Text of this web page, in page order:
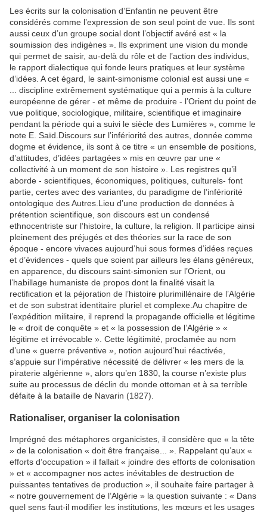
Les écrits sur la colonisation d’Enfantin ne peuvent être
considérés comme l’expression de son seul point de vue. Ils sont
aussi ceux d’un groupe social dont l’objectif avéré est « la
soumission des indigènes ». Ils expriment une vision du monde
qui permet de saisir, au-delà du rôle et de l’action des individus,
le rapport dialectique qui fonde leurs pratiques et leur système
d’idées. A cet égard, le saint-simonisme colonial est aussi une «
... discipline extrêmement systématique qui a permis à la culture
européenne de gérer - et même de produire - l’Orient du point de
vue politique, sociologique, militaire, scientifique et imaginaire
pendant la période qui a suivi le siècle des Lumières », comme le
note E. Saïd.Discours sur l’infériorité des autres, donnée comme
dogme et évidence, ils sont à ce titre « un ensemble de positions,
d’attitudes, d’idées partagées » mis en œuvre par une «
collectivité à un moment de son histoire ». Les registres qu’il
aborde - scientifiques, économiques, politiques, culturels- font
partie, certes avec des variantes, du paradigme de l’infériorité
ontologique des Autres.Lieu d’une production de données à
prétention scientifique, son discours est un condensé
ethnocentriste sur l’histoire, la culture, la religion. Il participe ainsi
pleinement des préjugés et des théories sur la race de son
époque - encore vivaces aujourd’hui sous formes d’idées reçues
et d’évidences - quels que soient par ailleurs les élans généreux,
en apparence, du discours saint-simonien sur l’Orient, ou
l’habillage humaniste de propos dont la finalité visait la
rectification et la péjoration de l’histoire plurimillénaire de l’Algérie
et de son substrat identitaire pluriel et complexe.Au chapitre de
l’expédition militaire, il reprend la propagande officielle et légitime
le « droit de conquête » et « la possession de l’Algérie » «
légitime et irrévocable ». Cette légitimité, proclamée au nom
d’une « guerre préventive », notion aujourd’hui réactivée,
s’appuie sur l’impérative nécessité de délivrer « les mers de la
piraterie algérienne », alors qu’en 1830, la course n’existe plus
suite au processus de déclin du monde ottoman et à sa terrible
défaite à la bataille de Navarin (1827).
Rationaliser, organiser la colonisation
Imprégné des métaphores organicistes, il considère que « la tête
» de la colonisation « doit être française... ». Rappelant qu’aux «
efforts d’occupation » il fallait « joindre des efforts de colonisation
» et « accompagner nos actes inévitables de destruction de
puissantes tentatives de production », il souhaite faire partager à
« notre gouvernement de l’Algérie » la question suivante : « Dans
quel sens faut-il modifier les institutions, les mœurs et les usages